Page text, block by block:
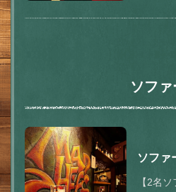
ソファ
ソファ
【2名
この店舗情報を